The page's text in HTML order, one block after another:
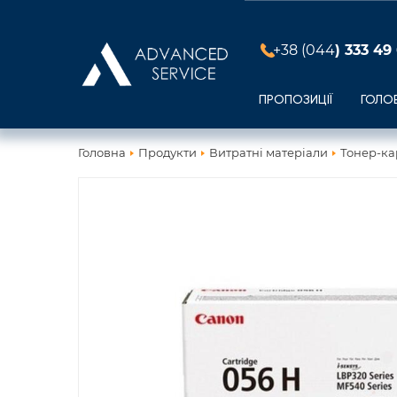
+38 (044) 333 49
ПРОПОЗИЦІЇ
Головна Продукти Витратні матеріали Тонер-